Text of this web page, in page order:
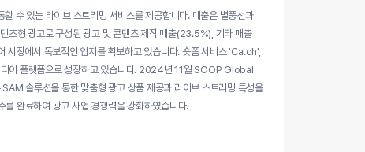
수 있는 라이브 스트리밍 서비스를 제공합니다. 매출은 별풍선과
츠형 광고로 구성된 광고 및 콘텐츠 제작 매출(23.5%), 기타 매출
시장에서 독보적인 입지를 확보하고 있습니다. 숏폼 서비스 'Catch',
어 플랫폼으로 성장하고 있습니다. 2024년 11월 SOOP Global
솔루션을 통한 맞춤형 광고 상품 제공과 라이브 스트리밍 특성을
완료하여 광고 사업 경쟁력을 강화하였습니다.